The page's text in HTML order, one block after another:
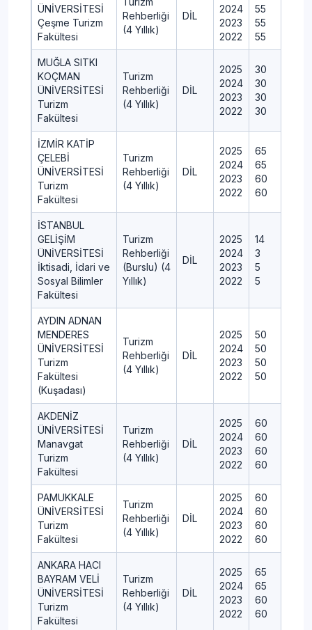
ÜNİVERSİTESİ
Çeşme Turizm
Fakültesi
Rehberliği
(4 Yıllık)
DİL
2024
2023
2022
55
55
55
MUĞLA SITKI
KOÇMAN
ÜNİVERSİTESİ
Turizm
Fakültesi
Turizm
Rehberliği
(4 Yıllık)
DİL
2025
2024
2023
2022
30
30
30
30
İZMİR KATİP
ÇELEBİ
ÜNİVERSİTESİ
Turizm
Fakültesi
Turizm
Rehberliği
(4 Yıllık)
DİL
2025
2024
2023
2022
65
65
60
60
İSTANBUL
GELİŞİM
ÜNİVERSİTESİ
İktisadi, İdari ve
Sosyal Bilimler
Fakültesi
Turizm
Rehberliği
(Burslu) (4
Yıllık)
DİL
2025
2024
2023
2022
14
3
5
5
AYDIN ADNAN
MENDERES
ÜNİVERSİTESİ
Turizm
Fakültesi
(Kuşadası)
Turizm
Rehberliği
(4 Yıllık)
DİL
2025
2024
2023
2022
50
50
50
50
AKDENİZ
ÜNİVERSİTESİ
Manavgat
Turizm
Fakültesi
Turizm
Rehberliği
(4 Yıllık)
DİL
2025
2024
2023
2022
60
60
60
60
PAMUKKALE
ÜNİVERSİTESİ
Turizm
Fakültesi
Turizm
Rehberliği
(4 Yıllık)
DİL
2025
2024
2023
2022
60
60
60
60
ANKARA HACI
BAYRAM VELİ
ÜNİVERSİTESİ
Turizm
Fakültesi
Turizm
Rehberliği
(4 Yıllık)
DİL
2025
2024
2023
2022
65
65
60
60